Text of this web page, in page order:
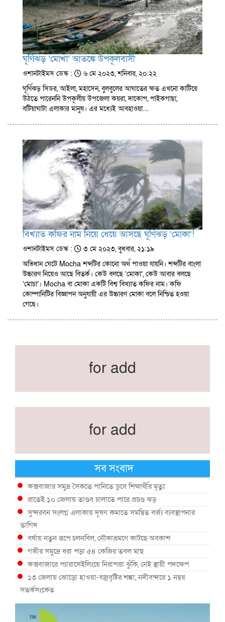
ঘূর্ণিঝড় ‘মোখা’ আতঙ্কে উপকূলবাসী
ওশানটাইমস ডেস্ক :
৬ মে ২০২৩, শনিবার, ২০:২২
ঘূর্ণিঝড় সিডর, আইলা, মহাসেন, বুলবুলের আঘাতের ক্ষত এখনো কাটিয়ে
উঠতে পারেননি উপকূলীয় উপজেলা কয়রা, দাকোপ, পাইকগাছা,
বটিয়াঘাটা এলাকার মানুষ। এর মধ্যেই আবহাওয়া…
বিখ্যাত কফির নাম নিয়ে ধেয়ে আসছে ঘূর্ণিঝড় ‘মোকা’!
ওশানটাইমস ডেস্ক :
৩ মে ২০২৩, বুধবার, ২১:১৯
অভিধান ঘেটে Mocha শব্দটির কোনো অর্থ পাওয়া যায়নি। শব্দটির বাংলা
উচ্চারণ নিয়েও আছে বিতর্ক। কেউ বলছে ‘মোকা’, কেউ আবার বলছে
‘মোচা’। Mocha বা মোকা একটি বিশ্ব বিখ্যাত কফির নাম। কফি
কোম্পানিটির বিজ্ঞাপন অনুযায়ী এর উচ্চারণ মোকা বলে নিশ্চিত হওয়া
গেছে।
for add
for add
সব সংবাদ
কক্সবাজার সমুদ্র সৈকতে পানিতে ডুবে শিক্ষার্থীর মৃত্যু
রাতেই ১০ জেলায় তাণ্ডব চালাতে পারে প্রচণ্ড ঝড়
সুন্দরবন সংলগ্ন এলাকায় দূষণ কমাতে সমন্বিত বর্জ্য ব্যবস্থাপনার
তাগিদ
বর্ষায় নতুন রূপে চলনবিল, নৌকাভ্রমণে কাটছে অবকাশ
গভীর সমুদ্রে ধরা পড়া ৫৪ কেজির তবল মাছ
কক্সবাজারে প্যারাসেইলিংয়ে নিরাপত্তা ঝুঁকি, নেই স্থায়ী পদক্ষেপ
১৩ জেলায় ঝোড়ো হাওয়া-বজ্রবৃষ্টির শঙ্কা, নদীবন্দরে ১ নম্বর
সতর্কসংকেত
দেশের ৫ জেলায় বন্যার শঙ্কা
দেশের বিভিন্ন অঞ্চলে বজ্রবৃষ্টির আভাস, ঢাকার আকাশও মেঘলা